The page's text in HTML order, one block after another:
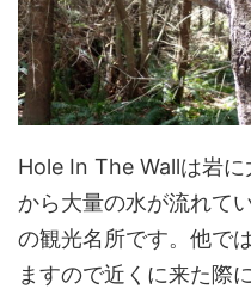
Hole In The Wallは岩に
から大量の水が流れて
の観光名所です。他で
ますので近くに来た際